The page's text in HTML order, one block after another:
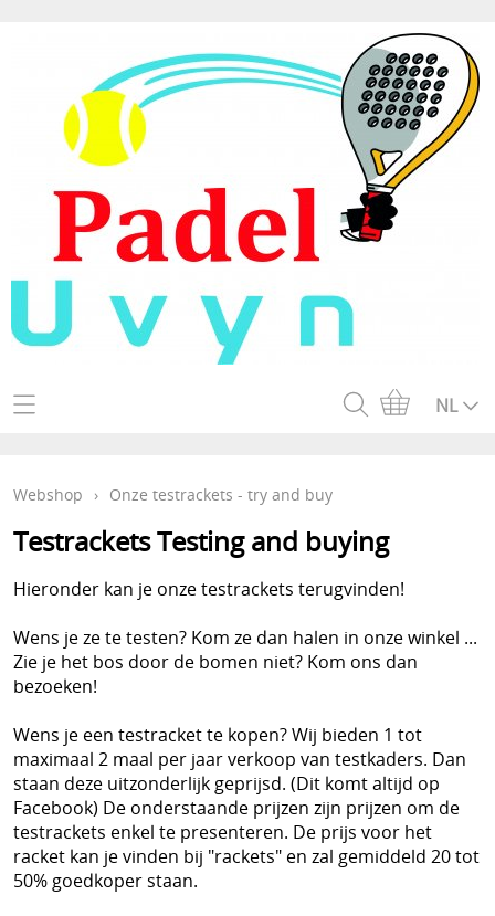
Home
Accessoires
Ballen
Cadeaubon
Onze testrackets - try and buy
Topdeals
Padel Kleding
Padelbag
Padelrackets
Pickleball
Retour-, garantie en verz
NL
Webshop › Onze testrackets - try and buy
Testrackets Testing and buying
Hieronder kan je onze testrackets terugvinden!
Wens je ze te testen? Kom ze dan halen in onze winkel ...
Zie je het bos door de bomen niet? Kom ons dan
bezoeken!
Wens je een testracket te kopen? Wij bieden 1 tot
maximaal 2 maal per jaar verkoop van testkaders. Dan
staan deze uitzonderlijk geprijsd. (Dit komt altijd op
Facebook) De onderstaande prijzen zijn prijzen om de
testrackets enkel te presenteren. De prijs voor het
racket kan je vinden bij "rackets" en zal gemiddeld 20 tot
50% goedkoper staan.